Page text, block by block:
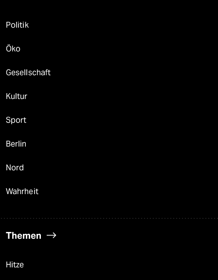
Politik
Öko
Gesellschaft
Kultur
Sport
Berlin
Nord
Wahrheit
Themen
Hitze